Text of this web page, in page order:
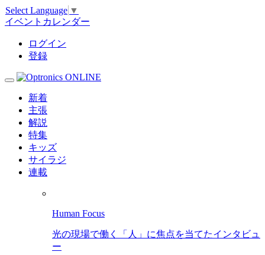
Select Language ▼
イベントカレンダー
ログイン
登録
新着
主張
解説
特集
キッズ
サイラジ
連載
Human Focus
光の現場で働く「人」に焦点を当てたインタビュ
ー